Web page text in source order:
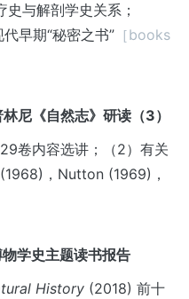
与解剖学史关系；
早期“秘密之书” ［books
尼《自然志》研读（3）
卷内容选讲；（2）有关
，Nutton (1969)，
学史主题读书报告
History (2018) 前十